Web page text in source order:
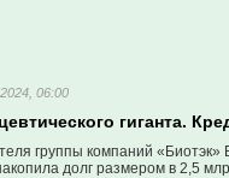
06:00
гиганта.
группы компаний
долг размером в 2,5